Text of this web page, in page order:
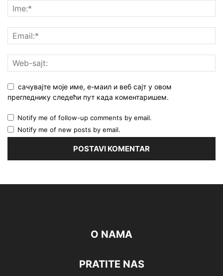
сачувајте моје име, е-маил и веб сајт у овом
прегледнику следећи пут када коментаришем.
Notify me of follow-up comments by email.
Notify me of new posts by email.
O NAMA
PRATITE NAS